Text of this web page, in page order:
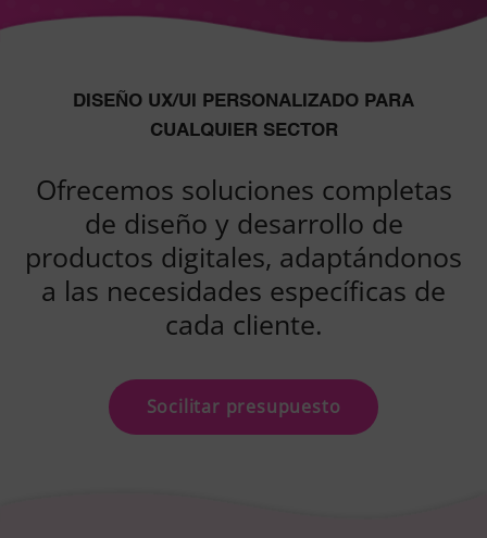
DISEÑO UX/UI PERSONALIZADO PARA
CUALQUIER SECTOR
Ofrecemos soluciones completas
de diseño y desarrollo de
productos digitales, adaptándonos
a las necesidades específicas de
cada cliente.
Socilitar presupuesto